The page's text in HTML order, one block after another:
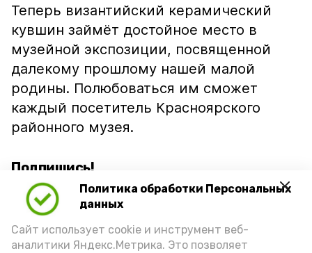
Политика обработки Персональных
данных
Сайт использует cookie и инструмент веб-
аналитики Яндекс.Метрика. Это позволяет
Теперь византийский керамический
кувшин займёт достойное место в
музейной экспозиции, посвященной
далекому прошлому нашей малой
родины. Полюбоваться им сможет
каждый посетитель Красноярского
районного музея.
Подпишись!